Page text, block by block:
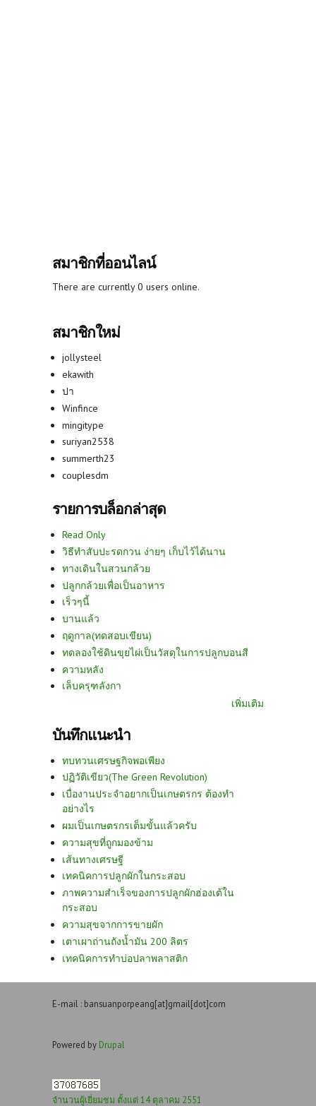
สมาชิกที่ออนไลน์
There are currently 0 users online.
สมาชิกใหม่
jollysteel
ekawith
ปา
Winfince
mingitype
suriyan2538
summerth23
couplesdm
รายการบล็อกล่าสุด
Read Only
วิธีทำสับปะรดกวน ง่ายๆ เก็บไว้ได้นาน
ทางเดินในสวนกล้วย
ปลูกกล้วยเพื่อเป็นอาหาร
เร็วๆนี้
บานแล้ว
ฤดูกาล(ทดสอบเขียน)
ทดลองใช้ดินขุยไผ่เป็นวัสดุในการปลูกบอนสี
ความหลัง
เล็บครุฑลังกา
เพิ่มเติม
บันทึกแนะนำ
ทบทวนเศรษฐกิจพอเพียง
ปฏิวัติเขียว(The Green Revolution)
เบื่องานประจำอยากเป็นเกษตรกร ต้องทำ
อย่างไร
ผมเป็นเกษตรกรเต็มขั้นแล้วครับ
ความสุขที่ถูกมองข้าม
เส้นทางเศรษฐี
เทคนิคการปลูกผักในกระสอบ
ภาพความสำเร็จของการปลูกผักฮ่องเต้ใน
กระสอบ
ความสุขจากการขายผัก
เตาเผาถ่านถังน้ำมัน 200 ลิตร
เทคนิคการทำบ่อปลาพลาสติก
E-mail : bansuanporpeang[at]gmail[dot]com
Powered by Drupal
จำนวนผู้เยี่ยมชม ตั้งแต่ 14 ตุลาคม 2551